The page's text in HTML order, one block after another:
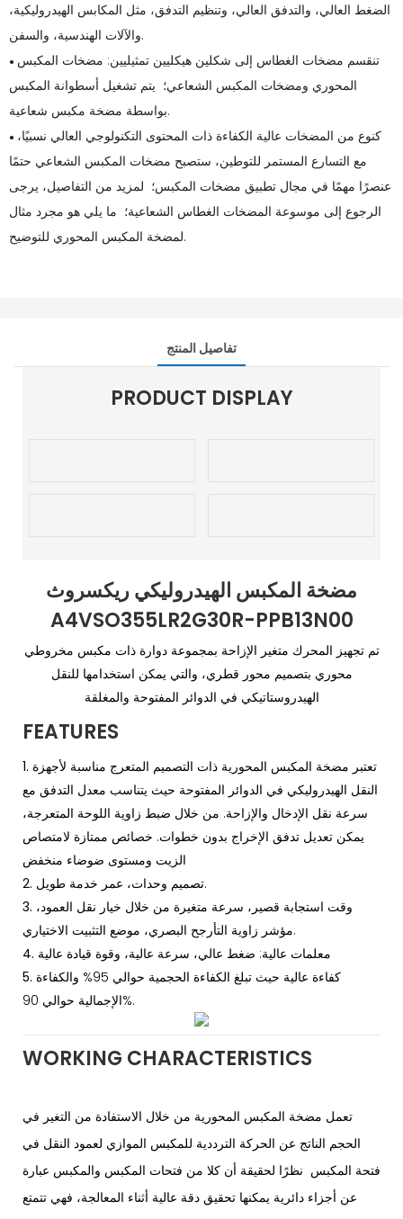
الضغط العالي، والتدفق العالي، وتنظيم التدفق، مثل المكابس الهيدروليكية،
والآلات الهندسية، والسفن.
● تنقسم مضخات الغطاس إلى شكلين هيكليين تمثيليين: مضخات المكبس
المحوري ومضخات المكبس الشعاعي؛ يتم تشغيل أسطوانة المكبس
بواسطة مضخة مكبس شعاعية.
● كنوع من المضخات عالية الكفاءة ذات المحتوى التكنولوجي العالي نسبيًا،
مع التسارع المستمر للتوطين، ستصبح مضخات المكبس الشعاعي حتمًا
عنصرًا مهمًا في مجال تطبيق مضخات المكبس؛ لمزيد من التفاصيل، يرجى
الرجوع إلى موسوعة المضخات الغطاس الشعاعية؛ ما يلي هو مجرد مثال
لمضخة المكبس المحوري للتوضيح.
تفاصيل المنتج
PRODUCT DISPLAY
مضخة المكبس الهيدروليكي ريكسروث
A4VSO355LR2G30R-PPB13N00
تم تجهيز المحرك متغير الإزاحة بمجموعة دوارة ذات مكبس مخروطي
محوري بتصميم محور قطري، والتي يمكن استخدامها للنقل
الهيدروستاتيكي في الدوائر المفتوحة والمغلقة
FEATURES
1. تعتبر مضخة المكبس المحورية ذات التصميم المتعرج مناسبة لأجهزة
النقل الهيدروليكي في الدوائر المفتوحة حيث يتناسب معدل التدفق مع
سرعة نقل الإدخال والإزاحة. من خلال ضبط زاوية اللوحة المتعرجة،
يمكن تعديل تدفق الإخراج بدون خطوات. خصائص ممتازة لامتصاص
الزيت ومستوى ضوضاء منخفض
2.
تصميم وحدات، عمر خدمة طويل.
3. وقت استجابة قصير، سرعة متغيرة من خلال خيار نقل العمود،
مؤشر زاوية التأرجح البصري، موضع التثبيت الاختياري.
4. معلمات عالية: ضغط عالي، سرعة عالية، وقوة قيادة عالية
5. كفاءة عالية حيث تبلغ الكفاءة الحجمية حوالي 95% والكفاءة
الإجمالية حوالي 90%.
WORKING CHARACTERISTICS
تعمل مضخة المكبس المحورية من خلال الاستفادة من التغير في
الحجم الناتج عن الحركة الترددية للمكبس الموازي لعمود النقل في
فتحة المكبس نظرًا لحقيقة أن كلا من فتحات المكبس والمكبس عبارة
عن أجزاء دائرية يمكنها تحقيق دقة عالية أثناء المعالجة، فهي تتمتع